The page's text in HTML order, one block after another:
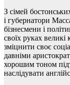
З сімей
і губернатори
бізнесмени і
своїх руках великі
зміцнити своє
давніми
хорошим тоном
наслідувати